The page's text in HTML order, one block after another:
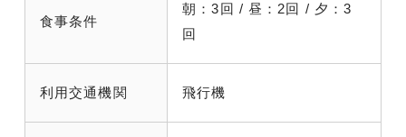
食事条件
朝：3回 / 昼：2回 / 夕：3
回
利用交通機関 飛行機